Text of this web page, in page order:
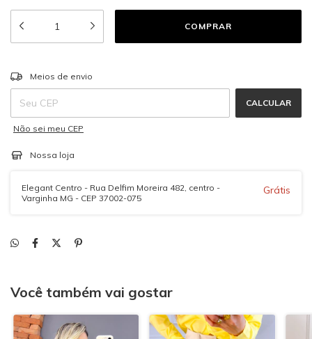
Entregas para o CEP:
Meios de envio
CALCULAR
Não sei meu CEP
Nossa loja
Elegant Centro - Rua Delfim Moreira 482, centro -
Varginha MG - CEP 37002-075
Grátis
Você também vai gostar